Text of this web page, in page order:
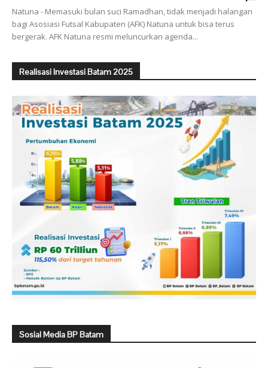
Natuna - Memasuki bulan suci Ramadhan, tidak menjadi halangan
bagi Asosiasi Futsal Kabupaten (AFK) Natuna untuk bisa terus
bergerak. AFK Natuna resmi meluncurkan agenda...
Realisasi Investasi Batam 2025
Sosial Media BP Batam